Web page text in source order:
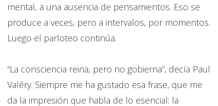
mental, a una ausencia de pensamientos. Eso se
produce a veces, pero a intervalos, por momentos.
Luego el parloteo continúa.
“La consciencia reina, pero no gobierna”, decía Paul
Valéry. Siempre me ha gustado esa frase, que me
da la impresión que habla de lo esencial: la